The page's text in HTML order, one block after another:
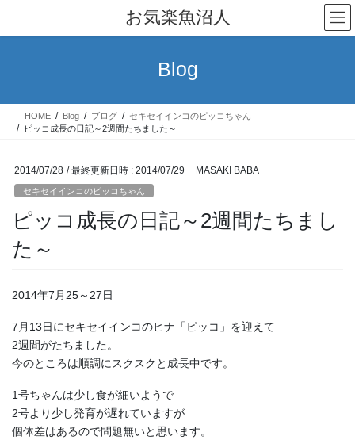
テ
ス
ゲ
ン
お気楽魚沼人
Blog
HOME Blog ブログ
セキセイインコのピッコちゃん
ピッコ成長の日記～2週間たちました～
2014/07/28 / 最終更新日時 : 2014/07/29 MASAKI BABA
セキセイインコのピッコちゃん
ピッコ成長の日記～2週間たちまし
た～
2014年7月25～27日
7月13日にセキセイインコのヒナ「ピッコ」を迎えて
2週間がたちました。
今のところは順調にスクスクと成長中です。
1号ちゃんは少し食が細いようで
2号より少し発育が遅れていますが
個体差はあるので問題無いと思います。